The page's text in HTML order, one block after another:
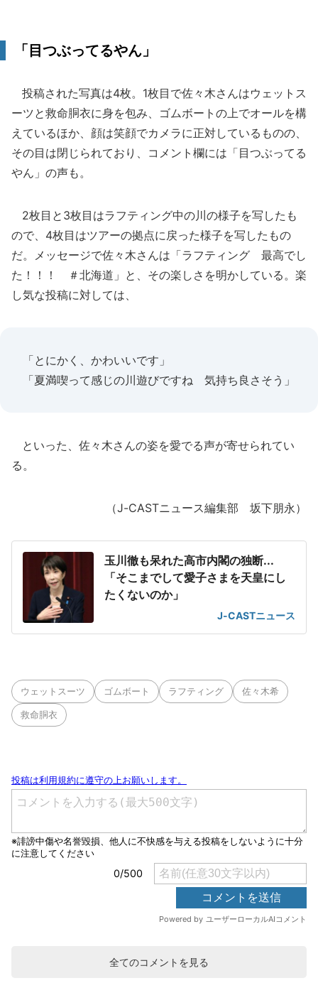
「目つぶってるやん」
投稿された写真は4枚。1枚目で佐々木さんはウェットス
ーツと救命胴衣に身を包み、ゴムボートの上でオールを構
えているほか、顔は笑顔でカメラに正対しているものの、
その目は閉じられており、コメント欄には「目つぶってる
やん」の声も。
2枚目と3枚目はラフティング中の川の様子を写したも
ので、4枚目はツアーの拠点に戻った様子を写したもの
だ。メッセージで佐々木さんは「ラフティング 最高でし
た！！！ ＃北海道」と、その楽しさを明かしている。楽
し気な投稿に対しては、
「とにかく、かわいいです」
「夏満喫って感じの川遊びですね 気持ち良さそう」
といった、佐々木さんの姿を愛でる声が寄せられてい
る。
（J-CASTニュース編集部 坂下朋永）
玉川徹も呆れた高市内閣の独断...
「そこまでして愛子さまを天皇にし
たくないのか」
J-CASTニュース
ウェットスーツ ゴムボート ラフティング 佐々木希
救命胴衣
全てのコメントを見る